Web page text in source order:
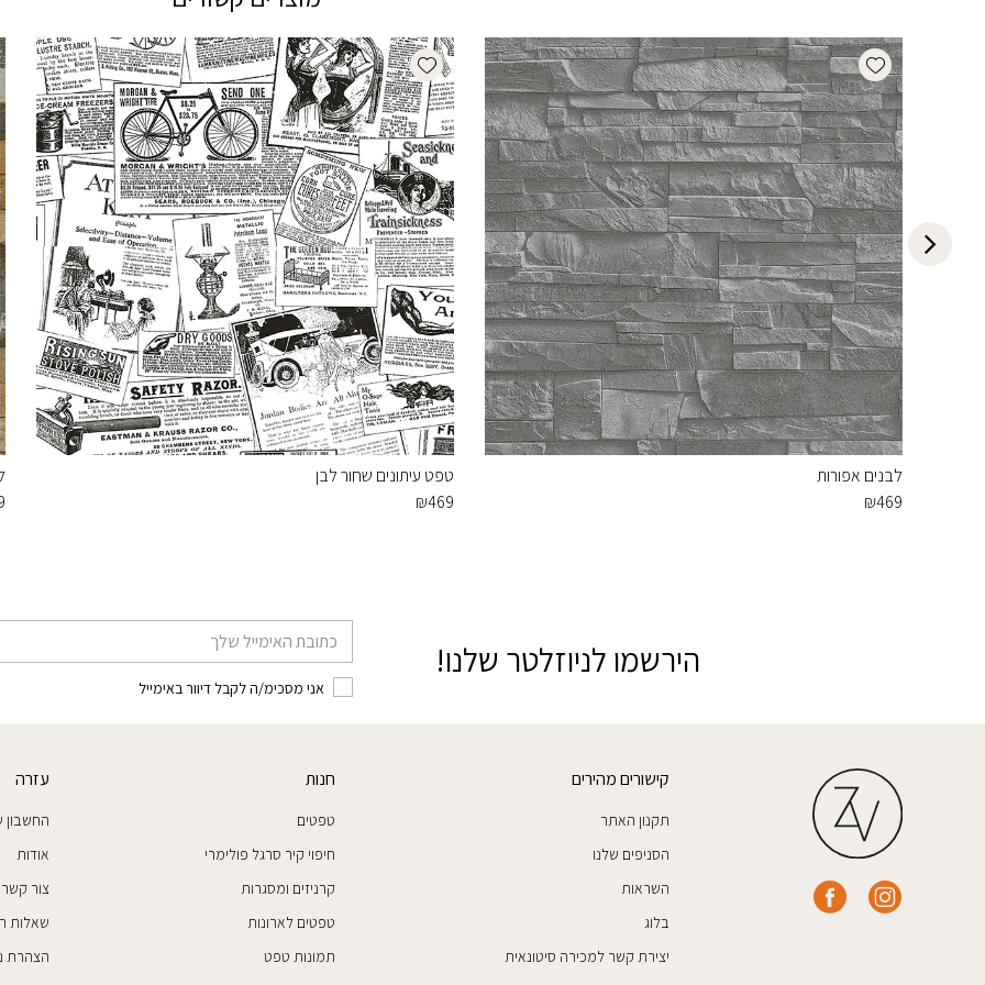
Add wishlist
לבנים אפורות
₪469
Add wishlist
טפט עיתונים שחור לבן
₪469
הירשמו לניוזלטר שלנו!
אני מסכימ/ה לקבל דיוור באימייל
קישורים מהירים
תקנון האתר
הסניפים שלנו
השראות
בלוג
יצירת קשר למכירה סיטונאית
חנות
טפטים
חיפוי קיר סרגל פולימרי
קרניזים ומסגרות
טפטים לארונות
תמונות טפט
עזרה
החשבון
אודות
צור קשר
שאלות
הצהרת